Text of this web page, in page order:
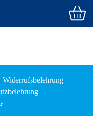
Widerrufsbelehrung